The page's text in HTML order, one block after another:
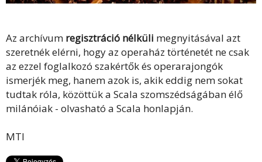
Az archívum regisztráció nélküli megnyitásával azt
szeretnék elérni, hogy az operaház történetét ne csak
az ezzel foglalkozó szakértők és operarajongók
ismerjék meg, hanem azok is, akik eddig nem sokat
tudtak róla, közöttük a Scala szomszédságában élő
milánóiak - olvasható a Scala honlapján.
MTI